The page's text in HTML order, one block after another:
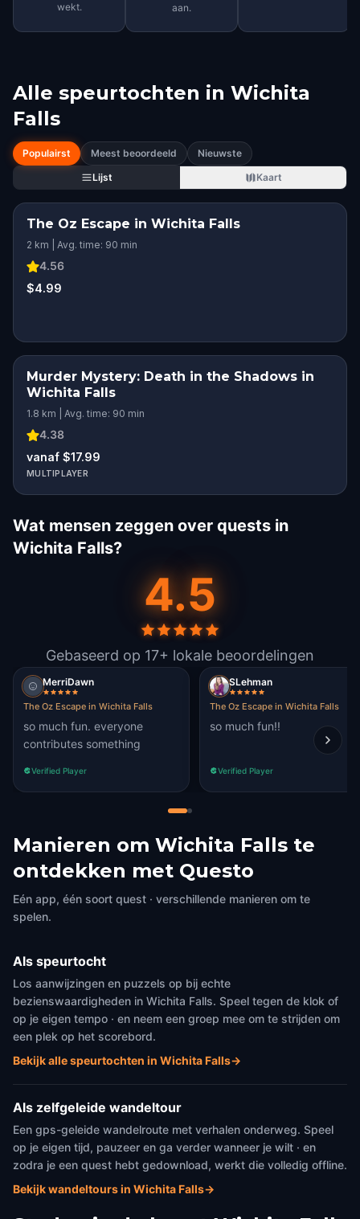
wekt.
aan.
Alle speurtochten in Wichita
Falls
Populairst Meest beoordeeld
Nieuwste
Lijst
Kaart
The Oz Escape in Wichita Falls
2 km | Avg. time: 90 min
4.56
$4.99
Murder Mystery: Death in the Shadows in
Wichita Falls
1.8 km | Avg. time: 90 min
4.38
vanaf $17.99
MULTIPLAYER
Wat mensen zeggen over quests in
Wichita Falls?
4.5
Gebaseerd op 17+ lokale beoordelingen
MerriDawn
The Oz Escape in Wichita Falls
so much fun. everyone
contributes something
Verified Player
SLehman
The Oz Escape in Wichita Falls
so much fun!!
Verified Player
Manieren om Wichita Falls te
ontdekken met Questo
Eén app, één soort quest · verschillende manieren om te
spelen.
Als speurtocht
Los aanwijzingen en puzzels op bij echte
bezienswaardigheden in Wichita Falls. Speel tegen de klok of
op je eigen tempo · en neem een groep mee om te strijden om
een plek op het scorebord.
Bekijk alle speurtochten in Wichita Falls→
Als zelfgeleide wandeltour
Een gps-geleide wandelroute met verhalen onderweg. Speel
op je eigen tijd, pauzeer en ga verder wanneer je wilt · en
zodra je een quest hebt gedownload, werkt die volledig offline.
Bekijk wandeltours in Wichita Falls→